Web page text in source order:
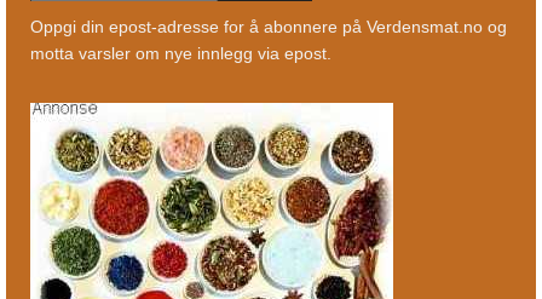
Oppgi din epost-adresse for å abonnere på Verdensmat.no og
motta varsler om nye innlegg via epost.